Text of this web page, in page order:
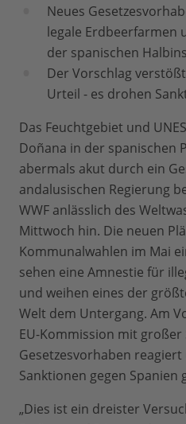
Neues
legale Erdbeerfarmen
der spanischen
Der Vorschlag
Urteil - es drohen
Das Feuchtgebiet und
Doñana in der spanischen
abermals akut durch ein
andalusischen Regierung
WWF anlässlich des
Mittwoch hin. Die neuen
Kommunalwahlen im Mai
sehen eine Amnestie für
und weihen eines der
Welt dem Untergang. Am
EU-Kommission mit großer
Gesetzesvorhaben
Sanktionen gegen Spanien
„Dies ist ein dreister